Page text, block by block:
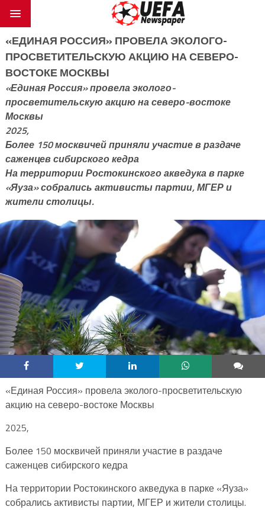
«ЕДИНАЯ РОССИЯ» ПРОВЕЛА ЭКОЛОГО-
ПРОСВЕТИТЕЛЬСКУЮ АКЦИЮ НА СЕВЕРО-
ВОСТОКЕ МОСКВЫ
«Единая Россия» провела эколого-
просветительскую акцию на северо-востоке
Москвы
2025,
Более 150 москвичей приняли участие в раздаче
саженцев сибирского кедра
На территории Ростокинского акведука в парке
«Яуза» собрались активисты партии, МГЕР и
жители столицы.
«Единая Россия» провела эколого-просветительскую
акцию на северо-востоке Москвы
2025,
Более 150 москвичей приняли участие в раздаче
саженцев сибирского кедра
На территории Ростокинского акведука в парке «Яуза»
собрались активисты партии, МГЕР и жители столицы.